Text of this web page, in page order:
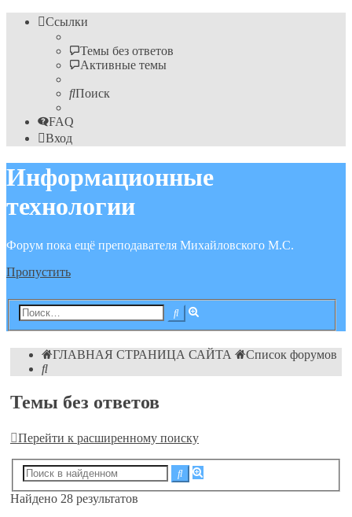
Ссылки
Темы без ответов
Активные темы
Поиск
FAQ
Вход
Информационные
технологии
Форум пока ещё преподавателя Михайловского М.С.
Пропустить
Поиск
ГЛАВНАЯ СТРАНИЦА САЙТА
Список форумов
Поиск
Темы без ответов
Перейти к расширенному поиску
Поиск
Найдено 28 результатов